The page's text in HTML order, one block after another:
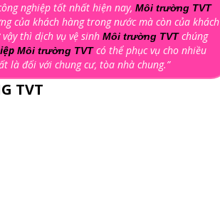
nghiệp tốt nhất hiện nay, Môi trường TVT
của khách hàng trong nước mà còn của khách
thì dịch vụ vệ sinh Môi trường TVTchúng
Môi trường TVTcó thể phục vụ cho nhiều
là đối với chung cư, tòa nhà chung.”
TVT